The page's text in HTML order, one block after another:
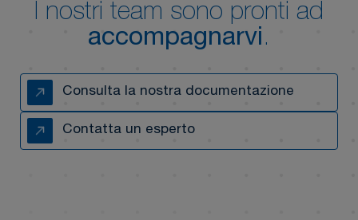
I nostri team sono pronti ad
accompagnarvi.
Consulta la nostra documentazione
Contatta un esperto